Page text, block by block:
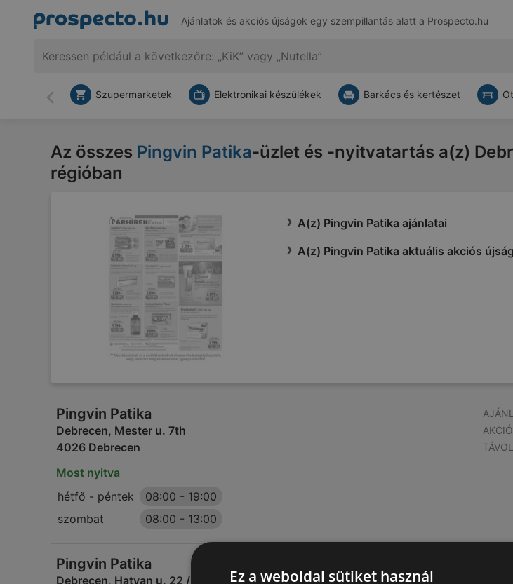
Ajánlatok és akciós újságok egy szempillantás alatt a Prospecto.hu
Vissza
Szupermarketek Elektronikai készülékek Barkács és kertészet
Az összes Pingvin Patika-üzlet és -nyitvatartás a(z)
régióban
A(z) Pingvin Patika ajánlatai
A(z) Pingvin Patika aktuális akciós
Pingvin Patika
Debrecen, Mester u. 7th
4026 Debrecen
Most nyitva
hétfő - péntek
08:00 - 19:00
szombat
08:00 - 13:00
Pingvin Patika
Debrecen, Hatvan u. 22 / c.
Ez a weboldal sütiket használ